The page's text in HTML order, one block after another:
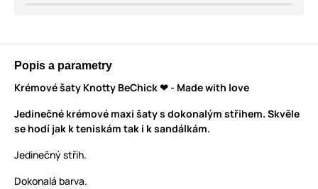
Popis a parametry
Krémové šaty Knotty BeChick ❤ - Made with love
Jedinečné krémové maxi šaty s dokonalým střihem. Skvěle
se hodí jak k teniskám tak i k sandálkám.
Jedinečný střih.
Dokonalá barva.